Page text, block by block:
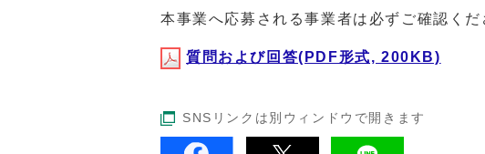
本事業へ応募される事業者は必ずご確認くだ
質問および回答(PDF形式, 200KB)
SNSリンクは別ウィンドウで開きます